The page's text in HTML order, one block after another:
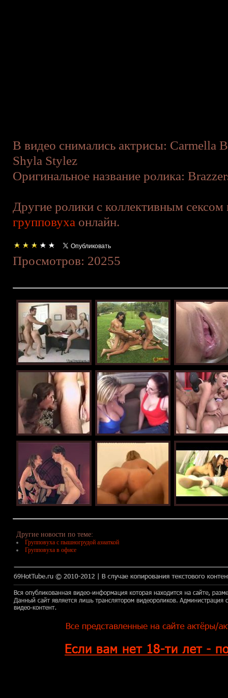
В видео снимались актрисы: Carmella
Shyla Stylez
Оригинальное название ролика:
Другие ролики с коллективным
групповуха онлайн.
Просмотров: 20255
Другие новости по теме:
Групповуха с пышногрудой азиаткой
Групповуха в офисе